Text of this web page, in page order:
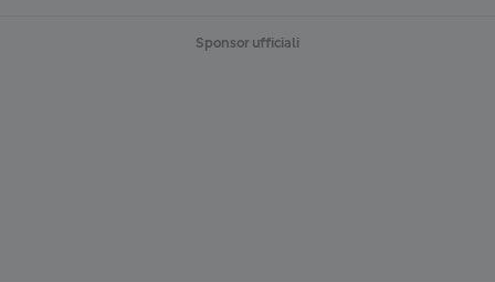
Sponsor ufficiali